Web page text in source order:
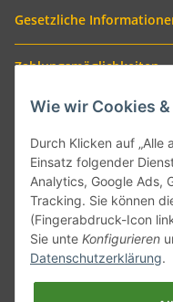
Gesetzliche
Zahlungsmöglichkeiten
Versand mit
Wie wir Cookies
Durch Klicken auf „Alle
Einsatz folgender
Analytics, Google Ads,
Tracking. Sie können
(Fingerabdruck-Icon
Sie unte Konfigurieren
Datenschutzerklärung.